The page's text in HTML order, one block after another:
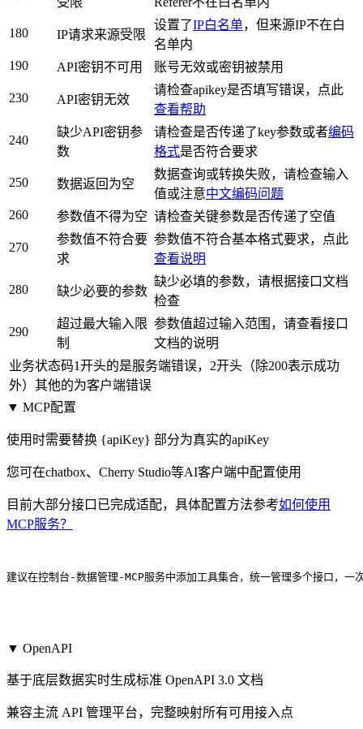
180 IP请求来源受限
设置了IP白名单，但来源IP不在白
名单内
190
API密钥不可用 账号无效或密钥被禁用
230 API密钥无效
请检查apikey是否填写错误，点此
查看帮助
240
缺少API密钥参
数
请检查是否传递了key参数或者编码
格式是否符合要求
250 数据返回为空
数据查询或转换失败，请检查输入
值或注意中文编码问题
260
参数值不得为空 请检查关键参数是否传递了空值
270
参数值不符合要
求
参数值不符合基本格式要求，点此
查看说明
280 缺少必要的参数
缺少必填的参数，请根据接口文档
检查
290
超过最大输入限
制
参数值超过输入范围，请查看接口
文档的说明
业务状态码1开头的是服务端错误，2开头（除200表示成功
外）其他的为客户端错误
▼ MCP配置
使用时需要替换 {apiKey} 部分为真实的apiKey
您可在chatbox、Cherry Studio等AI客户端中配置使用
目前大部分接口已完成适配，具体配置方法参考如何使用
MCP服务？
建议在控制台-数据管理-MCP服务中添加工具集合，统一管理多个接口，一
▼ OpenAPI
基于底层数据实时生成标准 OpenAPI 3.0 文档
兼容主流 API 管理平台，完整映射所有可用接入点